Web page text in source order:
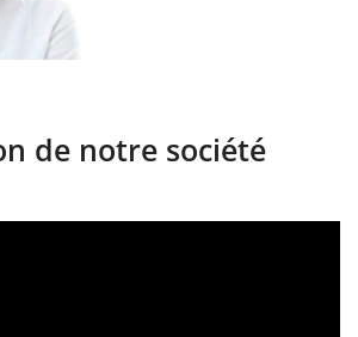
de notre société